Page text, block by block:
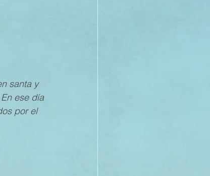
santa y
ese día
por el